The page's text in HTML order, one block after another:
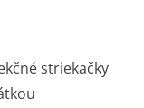
striekačky